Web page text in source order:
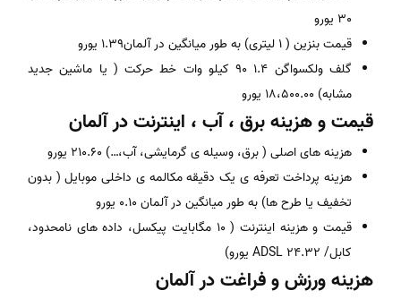
30 یورو
قیمت بنزین ( 1 لیتری) به طور میانگین در آلمان1.39 یورو
گلف ولکسواگن 1.4 90 کیلو وات خط حرکت ( یا ماشین جدید
مشابه) 18،500.00 یورو
قیمت و هزینه برق ، آب ، اینترنت در آلمان
هزینه های اصلی ( برق، وسیله ی گرمایشی، آب،…) 210.60 یورو
هزینه پرداخت تعرفه ی یک دقیقه مکالمه ی داخلی موبایل ( بدون
تخفیف یا طرح ها) به طور میانگین در آلمان 0.10 یورو
قیمت و هزینه اینترنت ( 10 مگابایت پیکسل، داده های نامحدود،
کابل/ ADSL 24.32 یورو)
هزینه ورزش و فراغت در آلمان